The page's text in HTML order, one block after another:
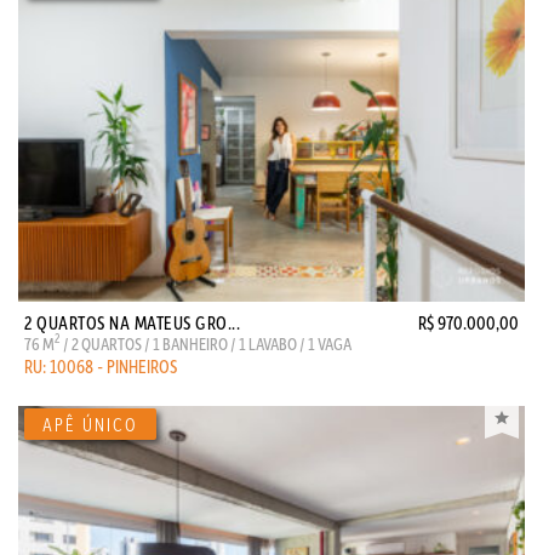
2 QUARTOS NA MATEUS GRO... R$ 970.000,00
76 M2 / 2 QUARTOS / 1 BANHEIRO / 1 LAVABO / 1 VAGA
RU: 10068 - PINHEIROS